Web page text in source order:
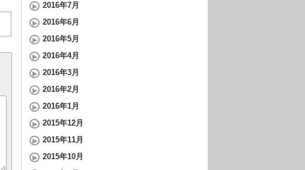
2016年7月
2016年6月
2016年5月
2016年4月
2016年3月
2016年2月
2016年1月
2015年12月
2015年11月
2015年10月